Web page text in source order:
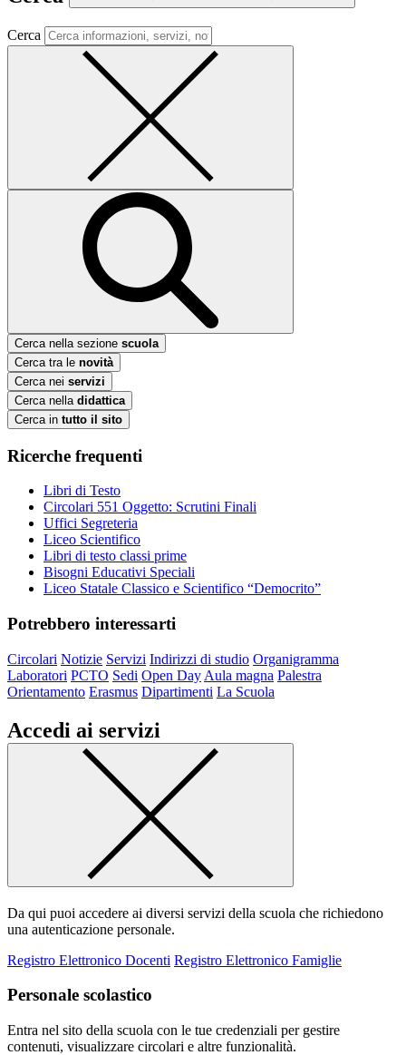
Cerca
Cerca nella sezione scuola
Cerca tra le novità
Cerca nei servizi
Cerca nella didattica
Cerca in tutto il sito
Ricerche frequenti
Libri di Testo
Circolari 551 Oggetto: Scrutini Finali
Uffici Segreteria
Liceo Scientifico
Libri di testo classi prime
Bisogni Educativi Speciali
Liceo Statale Classico e Scientifico “Democrito”
Potrebbero interessarti
Circolari Notizie Servizi Indirizzi di studio Organigramma
Laboratori PCTO Sedi Open Day Aula magna Palestra
Orientamento Erasmus Dipartimenti La Scuola
Accedi ai servizi
Da qui puoi accedere ai diversi servizi della scuola che richiedono
una autenticazione personale.
Registro Elettronico Docenti Registro Elettronico Famiglie
Personale scolastico
Entra nel sito della scuola con le tue credenziali per gestire
contenuti, visualizzare circolari e altre funzionalità.